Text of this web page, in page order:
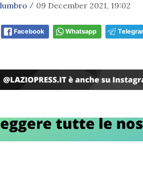
/ 09 December 2021, 19:02
Facebook Whatsapp